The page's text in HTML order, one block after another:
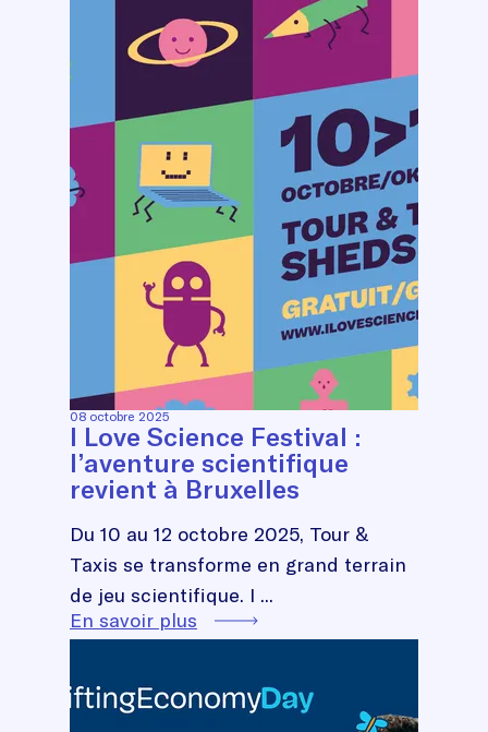
08 octobre 2025
I Love Science Festival :
l’aventure scientifique
revient à Bruxelles
Du 10 au 12 octobre 2025, Tour &
Taxis se transforme en grand terrain
de jeu scientifique. I ...
En savoir plus